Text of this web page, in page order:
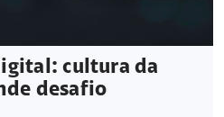
cultura da
desafio